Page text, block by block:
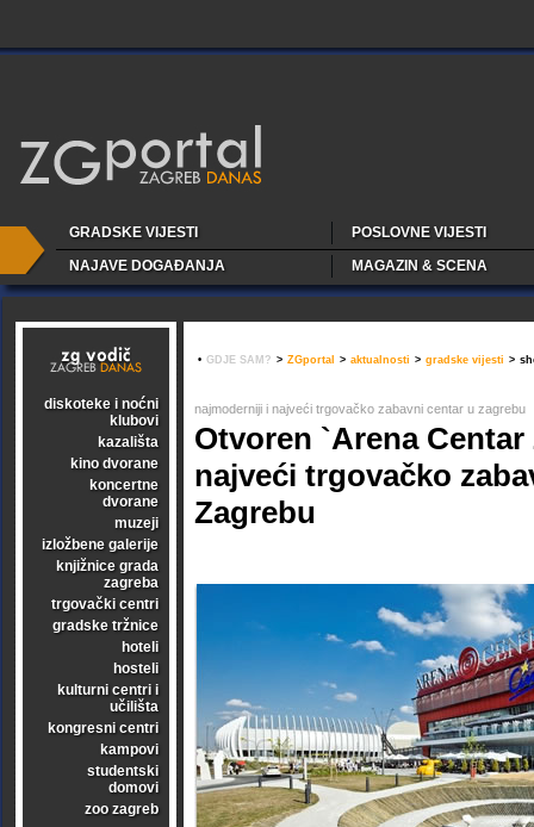
GRADSKE VIJESTI
POSLOVNE VIJESTI
NAJAVE DOGAĐANJA
MAGAZIN & SCENA
diskoteke i noćni
klubovi
kazališta
kino dvorane
koncertne
dvorane
muzeji
izložbene galerije
knjižnice grada
zagreba
trgovački centri
gradske tržnice
hoteli
hosteli
kulturni centri i
učilišta
kongresni centri
kampovi
studentski
domovi
zoo zagreb
• GDJE SAM? > ZGportal > aktualnosti > gradske vijesti >
najmoderniji i najveći trgovačko zabavni centar u zagrebu
Otvoren `Arena Centar
najveći trgovačko
Zagrebu